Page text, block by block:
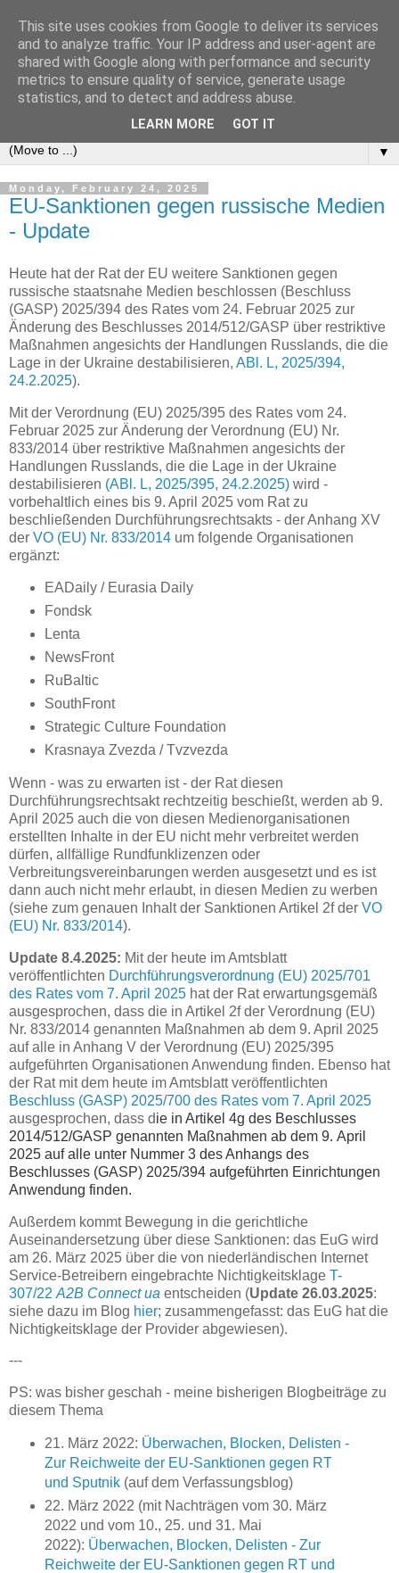
e-comm
Blog zum österreichischen und europäischen Recht der
elektronischen Kommunikationsnetze und -dienste
▼
Monday, February 24, 2025
EU-Sanktionen gegen russische Medien
- Update
Heute hat der Rat der EU weitere Sanktionen gegen
russische staatsnahe Medien beschlossen (Beschluss
(GASP) 2025/394 des Rates vom 24. Februar 2025 zur
Änderung des Beschlusses 2014/512/GASP über restriktive
Maßnahmen angesichts der Handlungen Russlands, die die
Lage in der Ukraine destabilisieren, ABl. L, 2025/394,
24.2.2025).
Mit der Verordnung (EU) 2025/395 des Rates vom 24.
Februar 2025 zur Änderung der Verordnung (EU) Nr.
833/2014 über restriktive Maßnahmen angesichts der
Handlungen Russlands, die die Lage in der Ukraine
destabilisieren (ABl. L, 2025/395, 24.2.2025) wird -
vorbehaltlich eines bis 9. April 2025 vom Rat zu
beschließenden Durchführungsrechtsakts - der Anhang XV
der VO (EU) Nr. 833/2014 um folgende Organisationen
ergänzt:
EADaily / Eurasia Daily
Fondsk
Lenta
NewsFront
RuBaltic
SouthFront
Strategic Culture Foundation
Krasnaya Zvezda / Tvzvezda
Wenn - was zu erwarten ist - der Rat diesen
Durchführungsrechtsakt rechtzeitig beschießt, werden ab 9.
April 2025 auch die von diesen Medienorganisationen
erstellten Inhalte in der EU nicht mehr verbreitet werden
dürfen, allfällige Rundfunklizenzen oder
Verbreitungsvereinbarungen werden ausgesetzt und es ist
dann auch nicht mehr erlaubt, in diesen Medien zu werben
(siehe zum genauen Inhalt der Sanktionen Artikel 2f der VO
(EU) Nr. 833/2014).
Update 8.4.2025: Mit der heute im Amtsblatt
veröffentlichten Durchführungsverordnung (EU) 2025/701
des Rates vom 7. April 2025 hat der Rat erwartungsgemäß
ausgesprochen, dass die in Artikel 2f der Verordnung (EU)
Nr. 833/2014 genannten Maßnahmen ab dem 9. April 2025
auf alle in Anhang V der Verordnung (EU) 2025/395
aufgeführten Organisationen Anwendung finden. Ebenso hat
der Rat mit dem heute im Amtsblatt veröffentlichten
Beschluss (GASP) 2025/700 des Rates vom 7. April 2025
ausgesprochen, dass die in Artikel 4g des Beschlusses
2014/512/GASP genannten Maßnahmen ab dem 9. April
2025 auf alle unter Nummer 3 des Anhangs des
Beschlusses (GASP) 2025/394 aufgeführten Einrichtungen
Anwendung finden.
Außerdem kommt Bewegung in die gerichtliche
Auseinandersetzung über diese Sanktionen: das EuG wird
am 26. März 2025 über die von niederländischen Internet
Service-Betreibern eingebrachte Nichtigkeitsklage T-
307/22 A2B Connect ua entscheiden (Update 26.03.2025:
siehe dazu im Blog hier; zusammengefasst: das EuG hat die
Nichtigkeitsklage der Provider abgewiesen).
---
PS: was bisher geschah - meine bisherigen Blogbeiträge zu
diesem Thema
21. März 2022: Überwachen, Blocken, Delisten -
Zur Reichweite der EU-Sanktionen gegen RT
und Sputnik(auf dem Verfassungsblog)
22. März 2022 (mit Nachträgen vom 30. März
2022 und vom 10., 25. und 31. Mai
2022): Überwachen, Blocken, Delisten - Zur
Reichweite der EU-Sanktionen gegen RT und
This site uses cookies from Google to deliver its services
and to analyze traffic. Your IP address and user-agent are
shared with Google along with performance and security
metrics to ensure quality of service, generate usage
statistics, and to detect and address abuse.
LEARN MORE GOT IT